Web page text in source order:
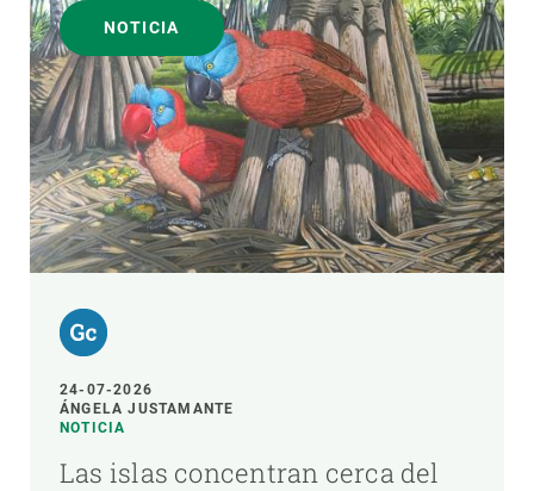
NOTICIA
24-07-2026
ÁNGELA JUSTAMANTE
NOTICIA
Las islas concentran cerca del